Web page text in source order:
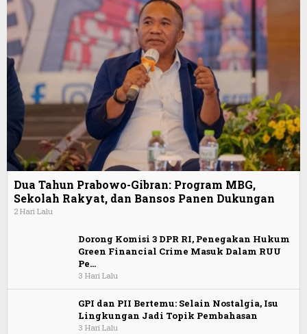
Dua Tahun Prabowo-Gibran: Program MBG,
Sekolah Rakyat, dan Bansos Panen Dukungan
2 Hari Lalu
Dorong Komisi 3 DPR RI, Penegakan Hukum
Green Financial Crime Masuk Dalam RUU
Pe…
3 Hari Lalu
GPI dan PII Bertemu: Selain Nostalgia, Isu
Lingkungan Jadi Topik Pembahasan
3 Hari Lalu